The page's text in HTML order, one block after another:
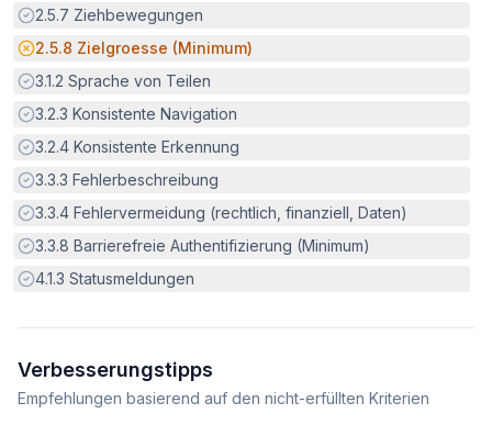
Erfüllt:
2.5.7 Ziehbewegungen
Potenzielle Barriere:
2.5.8 Zielgroesse (Minimum)
Erfüllt:
3.1.2 Sprache von Teilen
Erfüllt:
3.2.3 Konsistente Navigation
Erfüllt:
3.2.4 Konsistente Erkennung
Erfüllt:
3.3.3 Fehlerbeschreibung
Erfüllt:
3.3.4 Fehlervermeidung (rechtlich, finanziell, Daten)
Erfüllt:
3.3.8 Barrierefreie Authentifizierung (Minimum)
Erfüllt:
4.1.3 Statusmeldungen
Verbesserungstipps
Empfehlungen basierend auf den nicht-erfüllten Kriterien